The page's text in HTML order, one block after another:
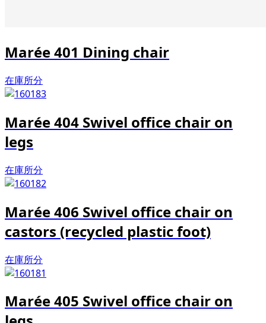
Marée 401 Dining chair
在庫所分
Marée 404 Swivel office chair on
legs
在庫所分
Marée 406 Swivel office chair on
castors (recycled plastic foot)
在庫所分
Marée 405 Swivel office chair on